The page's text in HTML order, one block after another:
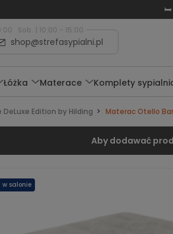
🛏️
Sob. | 10:00 - 15:00
shop@strefasypialni.pl
Łóżka Materace Komplety
DeLuxe Edition by Hilding Materac Otello
Aby dodawać
w salonie